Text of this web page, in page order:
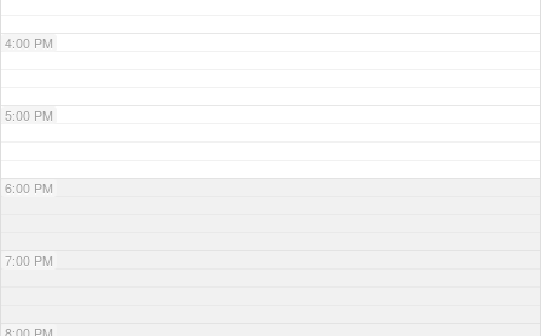
4:00 PM
5:00 PM
6:00 PM
7:00 PM